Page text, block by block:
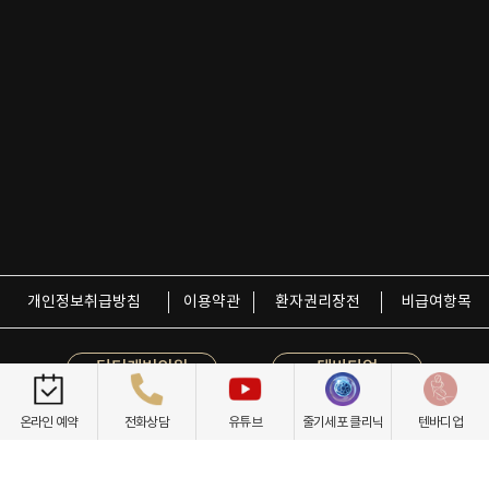
개인정보취급방침 이용약관 환자권리장전 비급여항목
닥터케빈의원 텐바디업
온라인 예약 전화상담 유튜브 줄기세포 클리닉 텐바디업